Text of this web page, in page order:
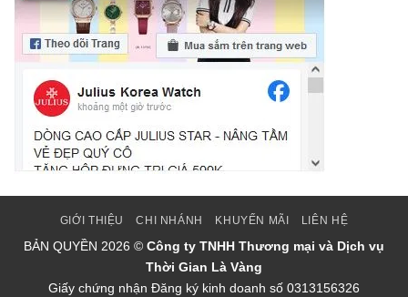
GIỚI THIỆU CHI NHÁNH KHUYẾN MÃI LIÊN HỆ
BẢN QUYỀN 2026 © Công ty TNHH Thương mại và Dịch vụ
Thời Gian Là Vàng
Giấy chứng nhận Đăng ký kinh doanh số 0313156326